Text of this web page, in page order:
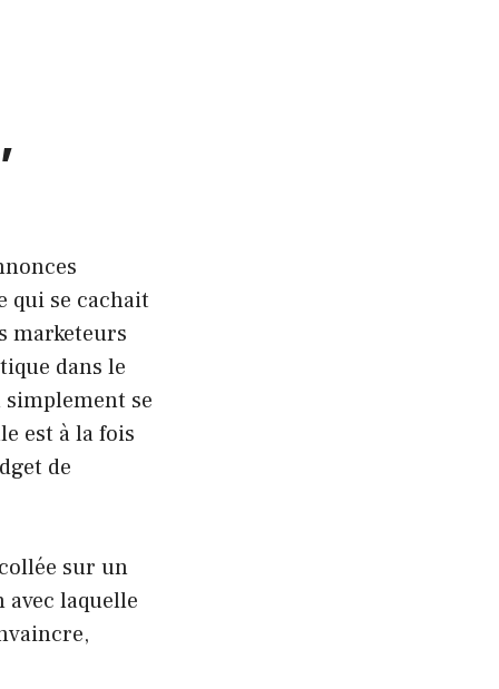
qui se cachait
marketeurs
dans le
se
est à la fois
de
sur un
avec laquelle